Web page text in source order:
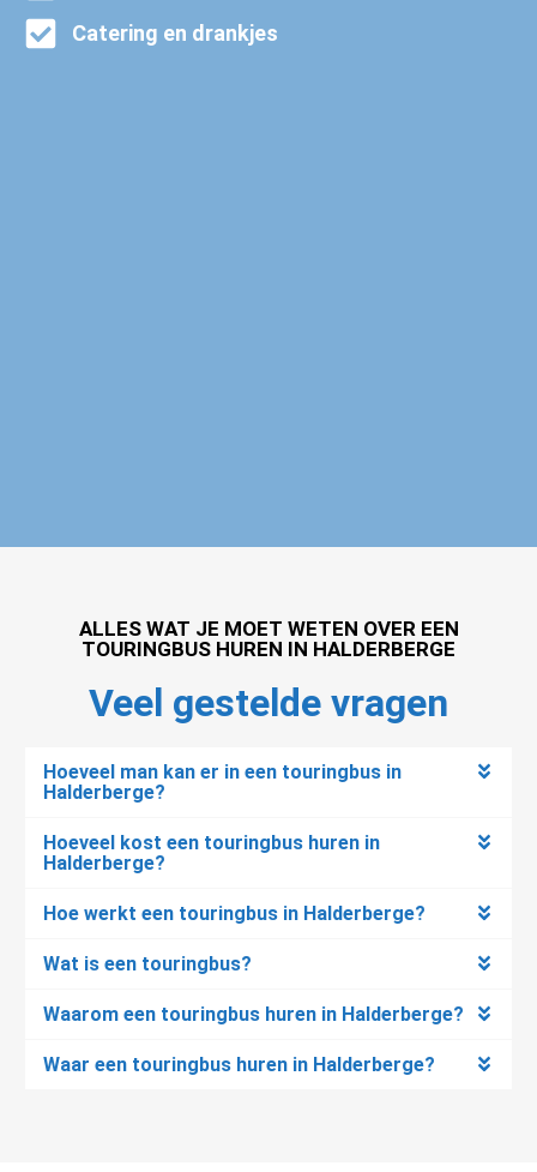
Catering en drankjes
ALLES WAT JE MOET WETEN OVER EEN
TOURINGBUS HUREN IN HALDERBERGE
Veel gestelde vragen
Hoeveel man kan er in een touringbus in
Halderberge?
Hoeveel kost een touringbus huren in
Halderberge?
Hoe werkt een touringbus in Halderberge?
Wat is een touringbus?
Waarom een touringbus huren in Halderberge?
Waar een touringbus huren in Halderberge?